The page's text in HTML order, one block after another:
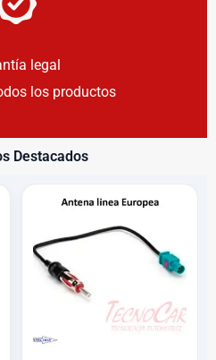
legal
los productos
Destacados